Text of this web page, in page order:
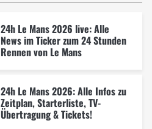
24h Le Mans 2026 live: Alle
News im Ticker zum 24 Stunden
Rennen von Le Mans
24h Le Mans 2026: Alle Infos zu
Zeitplan, Starterliste, TV-
Übertragung & Tickets!